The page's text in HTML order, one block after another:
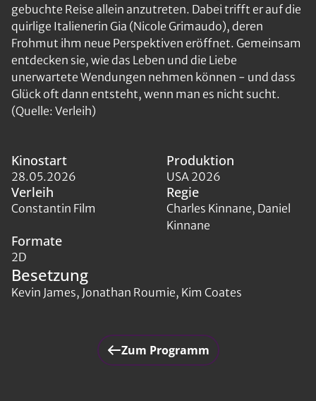
gebuchte Reise allein anzutreten. Dabei trifft er auf die
quirlige Italienerin Gia (Nicole Grimaudo), deren
Frohmut ihm neue Perspektiven eröffnet. Gemeinsam
entdecken sie, wie das Leben und die Liebe
unerwartete Wendungen nehmen können - und dass
Glück oft dann entsteht, wenn man es nicht sucht.
(Quelle: Verleih)
Kinostart
28.05.2026
Produktion
USA 2026
Verleih
Constantin Film
Regie
Charles Kinnane, Daniel
Kinnane
Formate
2D
Besetzung
Kevin James, Jonathan Roumie, Kim Coates
Zum Programm